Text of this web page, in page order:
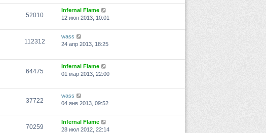
52010
Infernal Flame
12 июн 2013, 10:01
112312
wass
24 апр 2013, 18:25
64475
Infernal Flame
01 мар 2013, 22:00
37722
wass
04 янв 2013, 09:52
70259
Infernal Flame
28 июл 2012, 22:14